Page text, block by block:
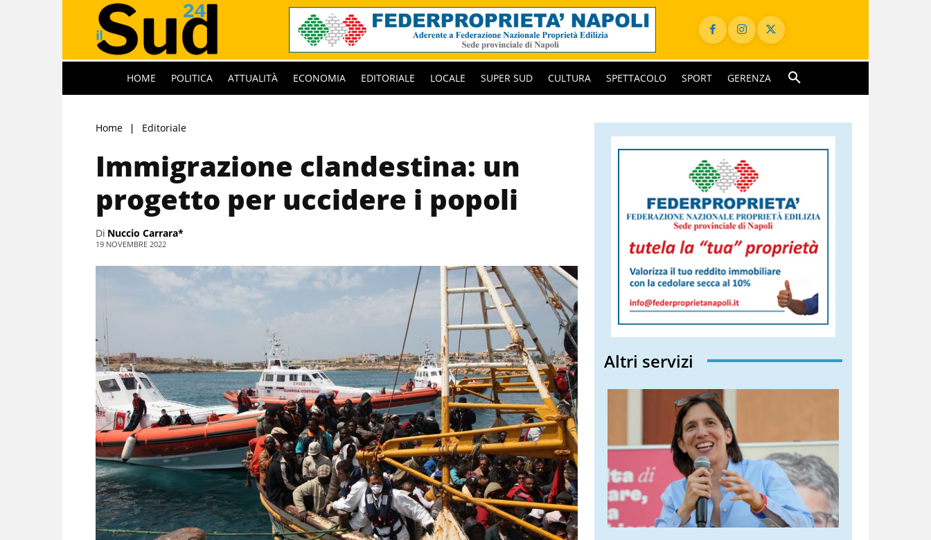
HOME POLITICA ATTUALITÀ ECONOMIA EDITORIALE LOCALE SUPER SUD CULTURA SPETTACOLO SPORT GERENZA
Home Editoriale
Immigrazione clandestina: un
progetto per uccidere i popoli
Di Nuccio Carrara*
19 NOVEMBRE 2022
Altri servizi